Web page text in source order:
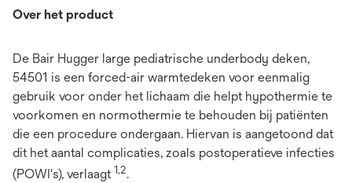
Over het product
De Bair Hugger large pediatrische underbody deken,
54501 is een forced-air warmtedeken voor eenmalig
gebruik voor onder het lichaam die helpt hypothermie te
voorkomen en normothermie te behouden bij patiënten
die een procedure ondergaan. Hiervan is aangetoond dat
dit het aantal complicaties, zoals postoperatieve infecties
(POWI's), verlaagt1,2.